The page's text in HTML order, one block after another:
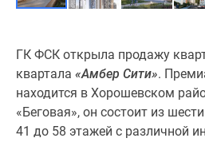
ипотека
ИТ-
ипотека
Квартиры
скидками
ГК ФСК открыла продажу
квартала «Амбер Сити».
находится в Хорошевском
«Беговая», он состоит из
41 до 58 этажей с различной